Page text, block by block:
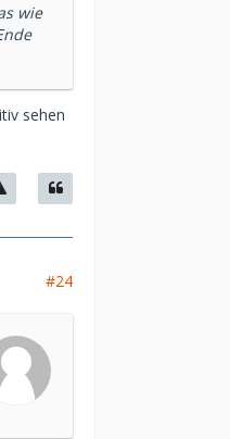
wie
sehen
#24